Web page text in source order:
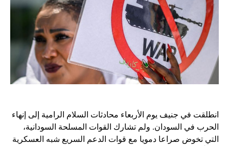
انطلقت في جنيف يوم الأربعاء محادثات السلام الرامية إلى إنهاء
الحرب في السودان. ولم تشارك القوات المسلحة السودانية،
التي تخوض صراعا دمويا مع قوات الدعم السريع شبه العسكرية